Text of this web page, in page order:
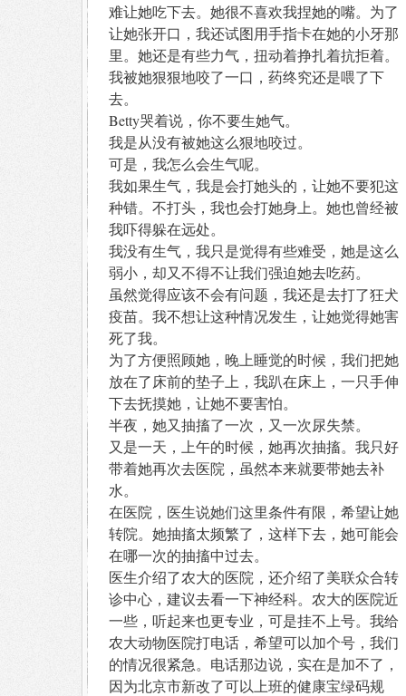
难让她吃下去。她很不喜欢我捏她的嘴。为了
让她张开口，我还试图用手指卡在她的小牙那
里。她还是有些力气，扭动着挣扎着抗拒着。
我被她狠狠地咬了一口，药终究还是喂了下
去。
Betty哭着说，你不要生她气。
我是从没有被她这么狠地咬过。
可是，我怎么会生气呢。
我如果生气，我是会打她头的，让她不要犯这
种错。不打头，我也会打她身上。她也曾经被
我吓得躲在远处。
我没有生气，我只是觉得有些难受，她是这么
弱小，却又不得不让我们强迫她去吃药。
虽然觉得应该不会有问题，我还是去打了狂犬
疫苗。我不想让这种情况发生，让她觉得她害
死了我。
为了方便照顾她，晚上睡觉的时候，我们把她
放在了床前的垫子上，我趴在床上，一只手伸
下去抚摸她，让她不要害怕。
半夜，她又抽搐了一次，又一次尿失禁。
又是一天，上午的时候，她再次抽搐。我只好
带着她再次去医院，虽然本来就要带她去补
水。
在医院，医生说她们这里条件有限，希望让她
转院。她抽搐太频繁了，这样下去，她可能会
在哪一次的抽搐中过去。
医生介绍了农大的医院，还介绍了美联众合转
诊中心，建议去看一下神经科。农大的医院近
一些，听起来也更专业，可是挂不上号。我给
农大动物医院打电话，希望可以加个号，我们
的情况很紧急。电话那边说，实在是加不了，
因为北京市新改了可以上班的健康宝绿码规